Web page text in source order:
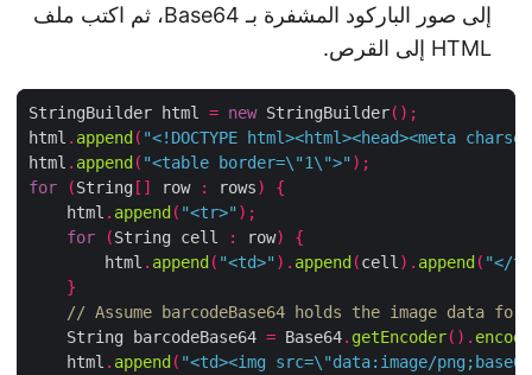
إلى صور الباركود المشفرة بـ Base64، ثم اكتب ملف
HTML إلى القرص.
StringBuilder html = new StringBuilder ();
html.append ("<!DOCTYPE html><html><head><meta
html.append ("<table border=\"1\">" );
for
(String [] row rows )
    html
.append ("<tr>" );
for
(String cell row )
        html
.append ("<td>" ).append(cell ).append ("</
// Assume barcodeBase64 holds the image data
    String barcodeBase64
= Base64.getEncoder ().
    html
.append ("<td><img src=\"data:image/